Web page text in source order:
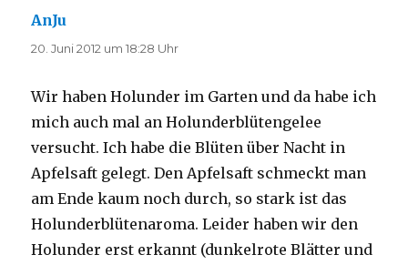
AnJu
20. Juni 2012 um 18:28 Uhr
Wir haben Holunder im Garten und da habe ich
mich auch mal an Holunderblütengelee
versucht. Ich habe die Blüten über Nacht in
Apfelsaft gelegt. Den Apfelsaft schmeckt man
am Ende kaum noch durch, so stark ist das
Holunderblütenaroma. Leider haben wir den
Holunder erst erkannt (dunkelrote Blätter und